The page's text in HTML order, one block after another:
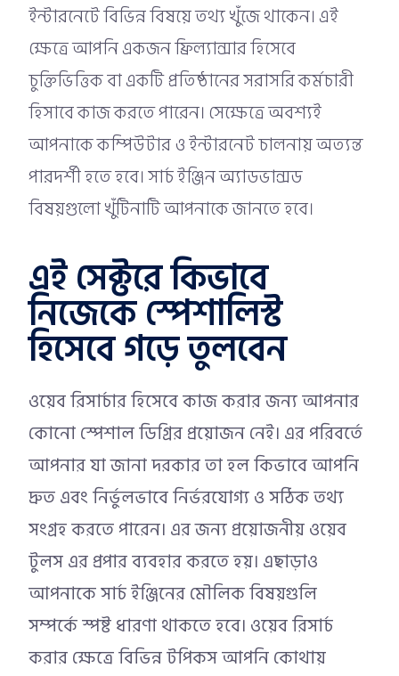
ইন্টারনেটে বিভিন্ন বিষয়ে তথ্য খুঁজে থাকেন। এই
ক্ষেত্রে আপনি একজন ফ্রিল্যান্সার হিসেবে
চুক্তিভিত্তিক বা একটি প্রতিষ্ঠানের সরাসরি কর্মচারী
হিসাবে কাজ করতে পারেন। সেক্ষেত্রে অবশ্যই
আপনাকে কম্পিউটার ও ইন্টারনেট চালনায় অত্যন্ত
পারদর্শী হতে হবে। সার্চ ইঞ্জিন অ্যাডভান্সড
বিষয়গুলো খুঁটিনাটি আপনাকে জানতে হবে।
এই সেক্টরে কিভাবে
নিজেকে স্পেশালিস্ট
হিসেবে গড়ে তুলবেন
ওয়েব রিসার্চার হিসেবে কাজ করার জন্য আপনার
কোনো স্পেশাল ডিগ্রির প্রয়োজন নেই। এর পরিবর্তে
আপনার যা জানা দরকার তা হল কিভাবে আপনি
দ্রুত এবং নির্ভুলভাবে নির্ভরযোগ্য ও সঠিক তথ্য
সংগ্রহ করতে পারেন। এর জন্য প্রয়োজনীয় ওয়েব
টুলস এর প্রপার ব্যবহার করতে হয়। এছাড়াও
আপনাকে সার্চ ইঞ্জিনের মৌলিক বিষয়গুলি
সম্পর্কে স্পষ্ট ধারণা থাকতে হবে। ওয়েব রিসার্চ
করার ক্ষেত্রে বিভিন্ন টপিকস আপনি কোথায়